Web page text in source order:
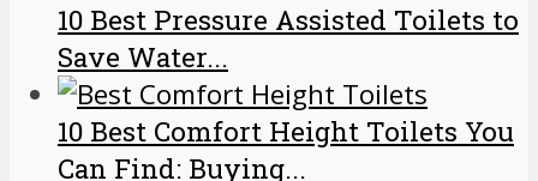
10 Best Pressure Assisted Toilets to
Save Water...
10 Best Comfort Height Toilets You
Can Find: Buying...